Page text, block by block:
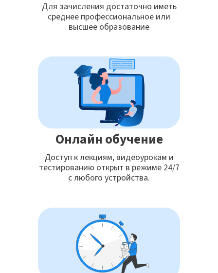
Для зачисления достаточно иметь
среднее профессиональное или
высшее образование
Онлайн обучение
Доступ к лекциям, видеоурокам и
тестированию открыт в режиме 24/7
с любого устройства.